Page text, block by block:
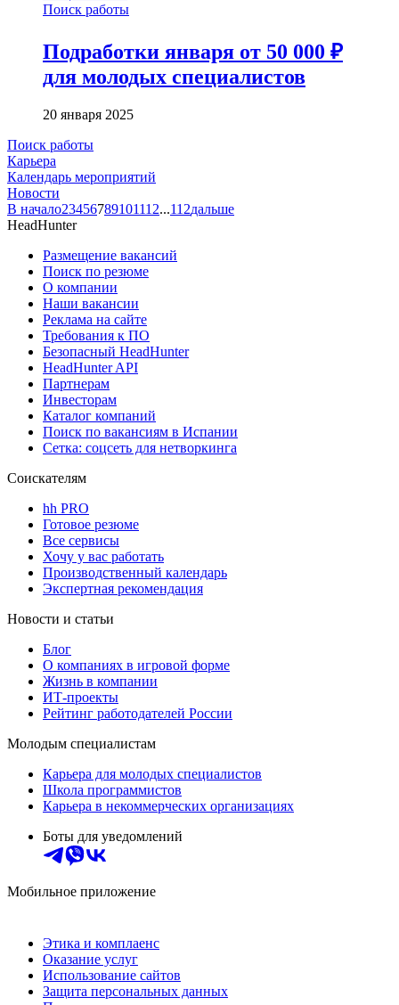
Поиск работы
Подработки января от 50 000 ₽
для молодых специалистов
20 января 2025
Поиск работы
Карьера
Календарь мероприятий
Новости
В начало23456789101112...112дальше
HeadHunter
Размещение вакансий
Поиск по резюме
О компании
Наши вакансии
Реклама на сайте
Требования к ПО
Безопасный HeadHunter
HeadHunter API
Партнерам
Инвесторам
Каталог компаний
Поиск по вакансиям в Испании
Сетка: соцсеть для нетворкинга
Соискателям
hh PRO
Готовое резюме
Все сервисы
Хочу у вас работать
Производственный календарь
Экспертная рекомендация
Новости и статьи
Блог
О компаниях в игровой форме
Жизнь в компании
ИТ-проекты
Рейтинг работодателей России
Молодым специалистам
Карьера для молодых специалистов
Школа программистов
Карьера в некоммерческих организациях
Боты для уведомлений
Мобильное приложение
Этика и комплаенс
Оказание услуг
Использование сайтов
Защита персональных данных